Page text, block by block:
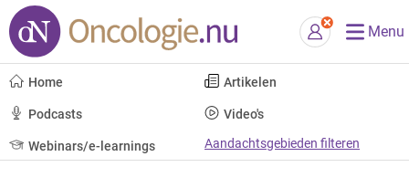
Menu
Home Artikelen
Podcasts Video's
Webinars/e-learnings Aandachtsgebieden filteren